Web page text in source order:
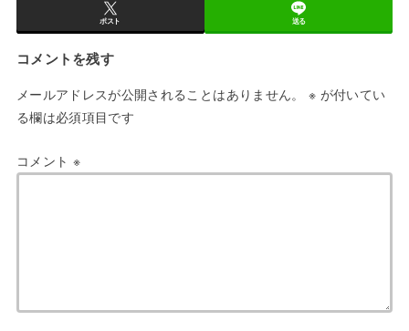
ポスト 送る
コメントを残す
メールアドレスが公開されることはありません。 ※ が付いてい
る欄は必須項目です
コメント ※